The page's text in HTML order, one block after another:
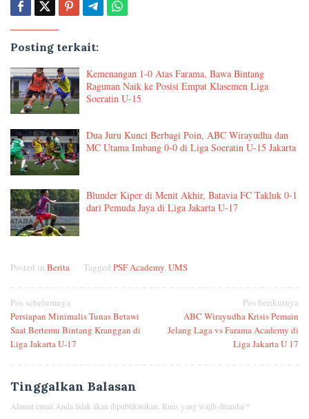
Posting terkait:
Kemenangan 1-0 Atas Farama, Bawa Bintang
Ragunan Naik ke Posisi Empat Klasemen Liga
Soeratin U-15
Dua Juru Kunci Berbagi Poin, ABC Wirayudha dan
MC Utama Imbang 0-0 di Liga Soeratin U-15 Jakarta
Blunder Kiper di Menit Akhir, Batavia FC Takluk 0-1
dari Pemuda Jaya di Liga Jakarta U-17
Posted in Berita Tagged PSF Academy, UMS
Navigasi
pos
Pos sebelumnya
Persiapan Minimalis Tunas Betawi
Saat Bertemu Bintang Kranggan di
Liga Jakarta U-17
Pos berikutnya
ABC Wirayudha Krisis Pemain
Jelang Laga vs Farama Academy di
Liga Jakarta U 17
Tinggalkan Balasan
Alamat email Anda tidak akan dipublikasikan. Ruas yang wajib ditandai *